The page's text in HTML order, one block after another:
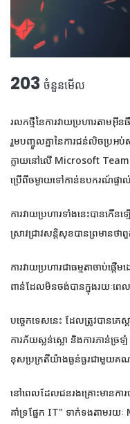
203 ចំនួនមើល
រលកថ្មីនៃការវាយប្រហារតា
រួមបញ្ចូលគ្នានៃការជន់លិចប្រអ
ក្លាយនៅលើ Microsoft
ប្រើពីចម្ងាយទៅកាន់ឧបករណ៍ផ្ទា
ការវាយប្រហារទាំងនេះបានកើ
ស្រាវជ្រាវសន្តិសុខបានព្រមានថ
ការវាយប្រហារជាធម្មតាចាប់ផ្
ពាន់ដែលមិនចង់បានក្នុងរយៈពេល
បច្ចេកទេសនេះ ដែលត្រូវបានគេស្
ការភ័យស្លន់ស្លោ និងការភាន់ច្រ
ខុសប្រក្រតីយ៉ាងធ្ងន់ធ្ងរជាមួយ
នៅពេលដែលជនរងគ្រោះមានកា
គាំទ្រផ្នែក IT" ទាក់ទងតាមរ